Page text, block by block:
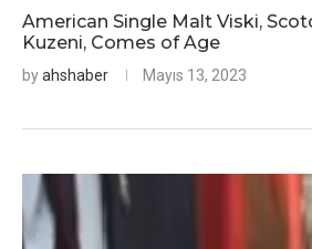
American Single Malt Viski,
Kuzeni, Comes of Age
byahshaber Mayıs 13, 2023